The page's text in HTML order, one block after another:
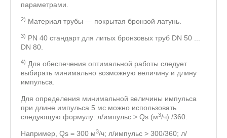
параметрами.
2) Материал трубы — покрытая бронзой латунь.
3) PN 40 стандарт для литых бронзовых труб DN 50 ...
DN 80.
4) Для обеспечения оптимальной работы следует
выбирать минимально возможную величину и длину
импульса.
Для определения минимальной величины импульса
при длине импульса 5 мс можно использовать
следующую формулу: л/импульс > Qs (м3/ч) /360.
Например, Qs = 300 м3/ч; л/импульс > 300/360; л/